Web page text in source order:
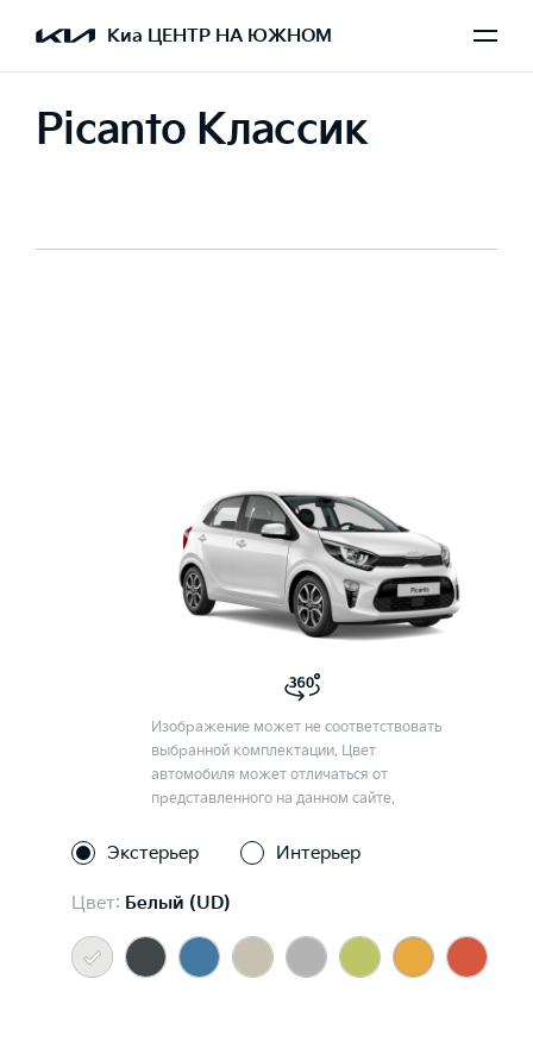
Киа ЦЕНТР НА ЮЖНОМ
Picanto Классик
Изображение может не соответствовать
выбранной комплектации. Цвет
автомобиля может отличаться от
представленного на данном сайте.
Экстерьер Интерьер
Цвет: Белый (UD)